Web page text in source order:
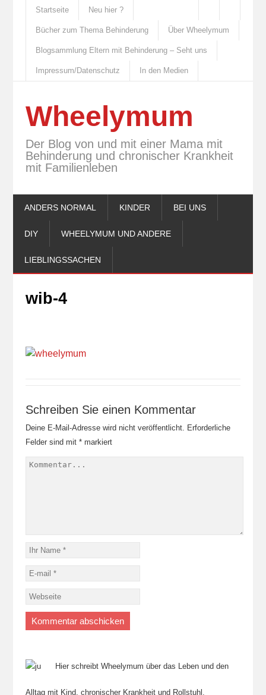
Startseite Neu hier ?
Bücher zum Thema Behinderung Über Wheelymum
Blogsammlung Eltern mit Behinderung – Seht uns
Impressum/Datenschutz In den Medien
Wheelymum
Der Blog von und mit einer Mama mit
Behinderung und chronischer Krankheit
mit Familienleben
ANDERS NORMAL KINDER BEI UNS
DIY WHEELYMUM UND ANDERE
LIEBLINGSSACHEN
wib-4
Schreiben Sie einen Kommentar
Deine E-Mail-Adresse wird nicht veröffentlicht. Erforderliche
Felder sind mit *markiert
Hier schreibt Wheelymum über das Leben und den
Alltag mit Kind, chronischer Krankheit und Rollstuhl.